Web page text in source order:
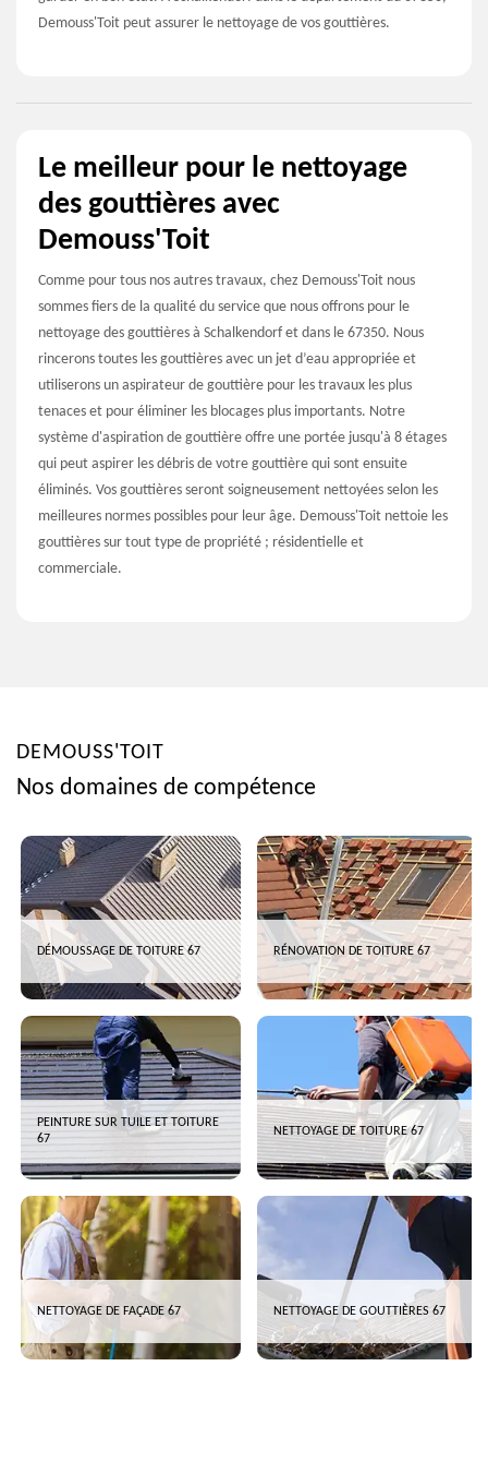
Demouss'Toit peut assurer le nettoyage de vos gouttières.
Le meilleur pour le nettoyage
des gouttières avec
Demouss'Toit
Comme pour tous nos autres travaux, chez Demouss'Toit nous
sommes fiers de la qualité du service que nous offrons pour le
nettoyage des gouttières à Schalkendorf et dans le 67350. Nous
rincerons toutes les gouttières avec un jet d’eau appropriée et
utiliserons un aspirateur de gouttière pour les travaux les plus
tenaces et pour éliminer les blocages plus importants. Notre
système d'aspiration de gouttière offre une portée jusqu'à 8 étages
qui peut aspirer les débris de votre gouttière qui sont ensuite
éliminés. Vos gouttières seront soigneusement nettoyées selon les
meilleures normes possibles pour leur âge. Demouss'Toit nettoie les
gouttières sur tout type de propriété ; résidentielle et
commerciale.
DEMOUSS'TOIT
Nos domaines de compétence
DÉMOUSSAGE DE TOITURE 67 RÉNOVATION DE TOITURE 67
PEINTURE SUR TUILE ET TOITURE
67
NETTOYAGE DE TOITURE 67
NETTOYAGE DE FAÇADE 67 NETTOYAGE DE GOUTTIÈRES 67